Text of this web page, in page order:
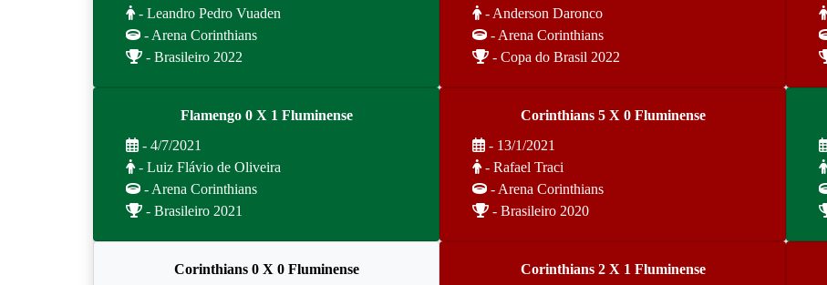
- Leandro Pedro Vuaden
- Arena Corinthians
- Brasileiro 2022
- Anderson Daronco
- Arena Corinthians
- Copa do Brasil 2022
Flamengo 0 X 1 Fluminense
- 4/7/2021
- Luiz Flávio de Oliveira
- Arena Corinthians
- Brasileiro 2021
Corinthians 5 X 0 Fluminense
- 13/1/2021
- Rafael Traci
- Arena Corinthians
- Brasileiro 2020
Corinthians 0 X 0 Fluminense
Corinthians 2 X 1 Fluminense